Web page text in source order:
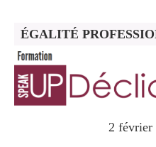
ÉGALITÉ
2 février